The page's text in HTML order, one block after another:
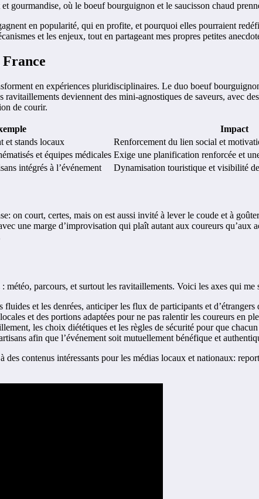
gourmandise, où le boeuf bourguignon et le saucisson chaud
en popularité, qui en profite, et pourquoi elles pourraient
et les enjeux, tout en partageant mes propres petites
France
en expériences pluridisciplinaires. Le duo boeuf
deviennent des mini-agnostiques de saveurs, avec
de courir.
Impact
et stands locaux
Renforcement du lien social et
et équipes médicales Exige une planification renforcée et
intégrés à l’événement Dynamisation touristique et visibilité
on court, certes, mais on est aussi invité à lever le coude et à
une marge d’improvisation qui plaît autant aux coureurs qu’aux
parcours, et surtout les ravitaillements. Voici les axes qui
fluides et les denrées, anticiper les flux de participants et
et des portions adaptées pour ne pas ralentir les coureurs en
les choix diététiques et les règles de sécurité pour que chacun
afin que l’événement soit mutuellement bénéfique et
contenus intéressants pour les médias locaux et nationaux: